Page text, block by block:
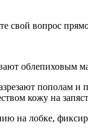
свой вопрос
облепиховым
пополам
кожу на
на лобке,